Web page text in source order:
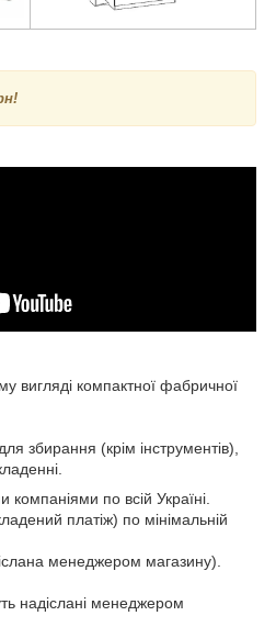
вигляді компактної фабричної
збирання (крім інструментів),
по всій Україні.
платіж) по мінімальній
менеджером магазину).
надіслані менеджером